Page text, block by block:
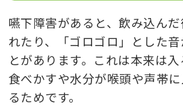
嚥下障害があると、飲み込ん
れたり、「ゴロゴロ」とした
とがあります。これは本来は
食べかすや水分が喉頭や声帯
るためです。